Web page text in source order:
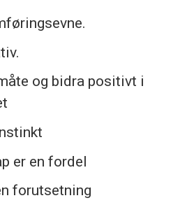
og bidra positivt i
er en fordel
forutsetning